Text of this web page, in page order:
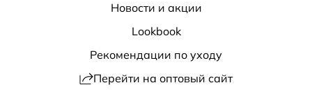
Новости и акции
Lookbook
Рекомендации по уходу
Перейти на оптовый сайт